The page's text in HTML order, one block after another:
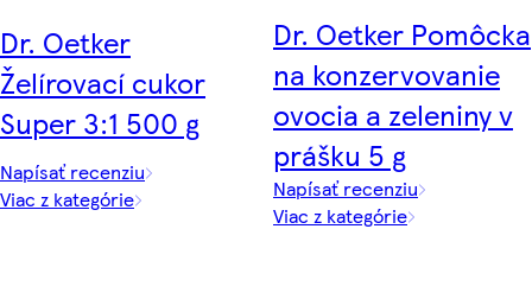
Dr. Oetker
Želírovací cukor
Super 3:1 500 g
Napísať recenziu
Viac z kategórie
Dr. Oetker Pomôcka
na konzervovanie
ovocia a zeleniny v
prášku 5 g
Napísať recenziu
Viac z kategórie